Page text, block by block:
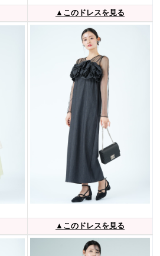
▲このドレスを見る
▲このドレスを見る